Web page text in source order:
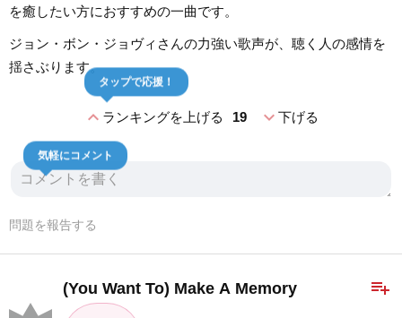
を癒したい方におすすめの一曲です。
ジョン・ボン・ジョヴィさんの力強い歌声が、聴く人の感情を
揺さぶります。
expand_lessランキングを上げる 19
タップで応援！
expand_more下げる
気軽にコメント
問題を報告する
playlist_add
(You Want To) Make A Memory